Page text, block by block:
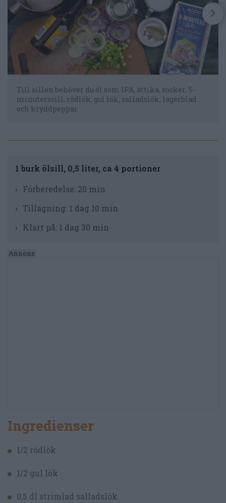
Till sillen behöver du öl som IPA, ättika, socker, 5-
minuterssill, rödlök, gul lök, salladslök, lagerblad
och kryddpeppar.
1 burk ölsill, 0,5 liter, ca 4 portioner
Förberedelse: 20 min
Tillagning: 1 dag 10 min
Klart på: 1 dag 30 min
Ingredienser
1/2 rödlök
1/2 gul lök
0,5 dl strimlad salladslök